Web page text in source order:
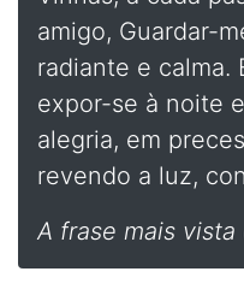
amigo, Guardar-
radiante e calma.
expor-se à noite
alegria, em
revendo a luz,
A frase mais vista